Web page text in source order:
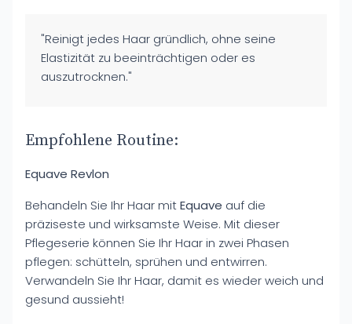
"Reinigt jedes Haar gründlich, ohne seine
Elastizität zu beeinträchtigen oder es
auszutrocknen."
Empfohlene Routine:
Equave Revlon
Behandeln Sie Ihr Haar mitEquave auf die
präziseste und wirksamste Weise. Mit dieser
Pflegeserie können Sie Ihr Haar in zwei Phasen
pflegen: schütteln, sprühen und entwirren.
Verwandeln Sie Ihr Haar, damit es wieder weich und
gesund aussieht!